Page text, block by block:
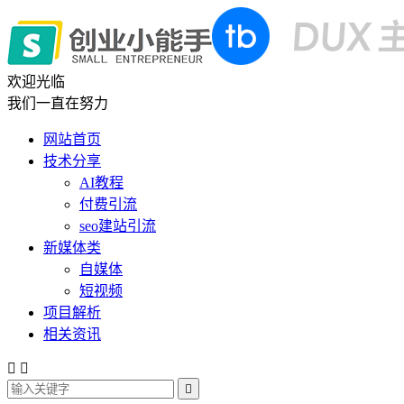
欢迎光临
我们一直在努力
网站首页
技术分享
AI教程
付费引流
seo建站引流
新媒体类
自媒体
短视频
项目解析
相关资讯
 
